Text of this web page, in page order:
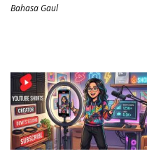
Bahasa Gaul